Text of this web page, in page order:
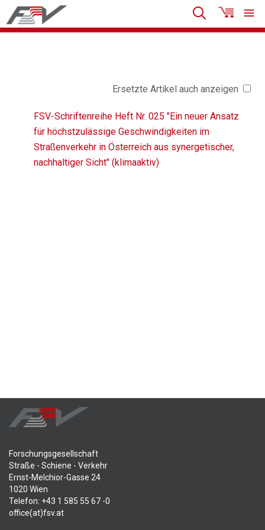
Ersetzte Artikel auch anzeigen
FSV-Schriftenreihe Heft Nr. 025 "Ein neuer Ansatz
für höchstzulässige Geschwindigkeiten im
Straßenverkehr in Österreich aus synergetischer,
nachhaltiger Sicht" (klimaaktiv)
Forschungsgesellschaft
Straße - Schiene - Verkehr
Ernst-Melchior-Gasse 24
1020 Wien
Telefon: +43 1 585 55 67 -0
office(at)fsv.at